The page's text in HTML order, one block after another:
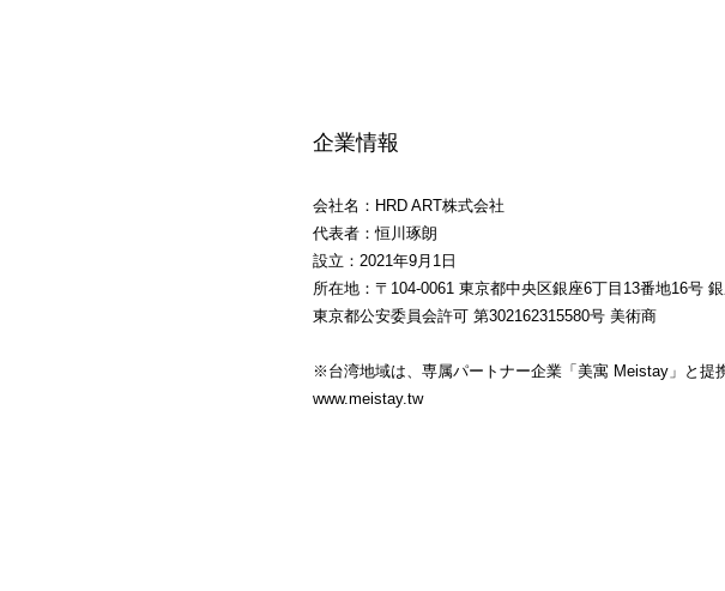
企業情報
会社名：HRD ART株式会社
代表者：恒川琢朗
設立：2021年9月1日
所在地：〒104-0061 東京都中央区銀座6丁目13番地16号
東京都公安委員会許可 第302162315580号 美術商
※台湾​地域は、専属パートナー企業「美寓 Meistay」と提
www.meistay.tw